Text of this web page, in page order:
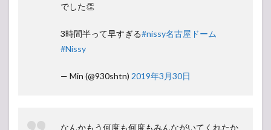
でした👏
3時間半って早すぎる#nissy名古屋ドーム
#Nissy
— Min (@930shtn) 2019年3月30日
なんかもう何度も何度もみんながいてくれたか